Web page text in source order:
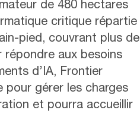
de 480 hectares
critique répartie
pied, couvrant plus de
répondre aux besoins
d’IA, Frontier
pour gérer les charges
et pourra accueillir